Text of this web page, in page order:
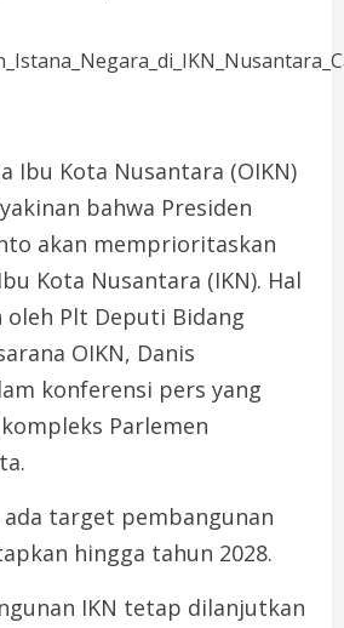
Ibu Kota Nusantara (OIKN)
bahwa Presiden
akan memprioritaskan
Kota Nusantara (IKN). Hal
oleh Plt Deputi Bidang
OIKN, Danis
konferensi pers yang
Parlemen
target pembangunan
hingga tahun 2028.
IKN tetap dilanjutkan